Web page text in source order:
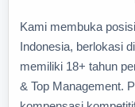
Kami membuka
Indonesia, berlokasi
memiliki 18+ tahun
& Top Management.